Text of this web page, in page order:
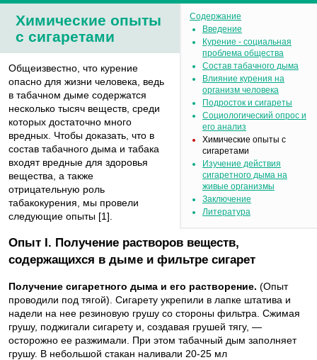
Содержание
Введение
Курение - социальная
проблема общества
Состав табачного дыма
Влияние курения на
организм человека
Подросток и сигареты
Социологический опрос и
его анализ
Химические опыты с
сигаретами
Изучение действия
сигаретного дыма на
живые организмы
Заключение
Литература
Химические опыты
с сигаретами
Общеизвестно, что курение
опасно для жизни человека, ведь
в табачном дыме содержатся
несколько тысяч веществ, среди
которых достаточно много
вредных. Чтобы доказать, что в
состав табачного дыма и табака
входят вредные для здоровья
вещества, а также
отрицательную роль
табакокурения, мы провели
следующие опыты [1].
Опыт I. Получение растворов веществ,
содержащихся в дыме и фильтре сигарет
Получение сигаретного дыма и его растворение. (Опыт
проводили под тягой). Сигарету укрепили в лапке штатива и
надели на нее резиновую грушу со стороны фильтра. Сжимая
грушу, поджигали сигарету и, создавая грушей тягу, —
осторожно ее разжимали. При этом табачный дым заполняет
грушу. В небольшой стакан наливали 20-25 мл